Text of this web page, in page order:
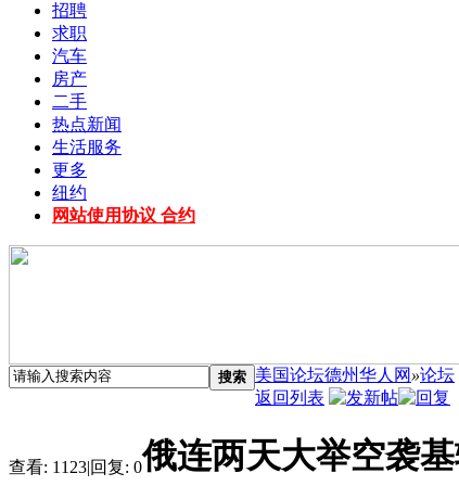
招聘
求职
汽车
房产
二手
热点新闻
生活服务
更多
纽约
网站使用协议 合约
搜索 美国论坛德州华人网 »论坛
返回列表
查看: 1123|回复: 0俄连两天大举空袭